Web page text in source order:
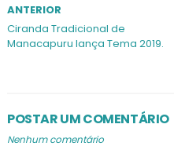
ANTERIOR
Ciranda Tradicional de
Manacapuru lança Tema 2019.
POSTAR UM COMENTÁRIO
Nenhum comentário